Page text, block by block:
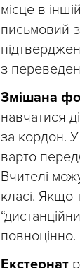
місце в
письмовий
з
Змішана
навчатися
за кордон.
варто
Вчителі
класі. Якщо
повноцінно.